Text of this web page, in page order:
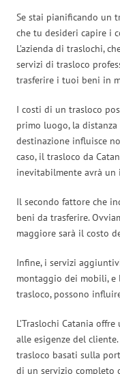
Se stai pianificando un
che tu desideri capire i
L’azienda di traslochi,
servizi di trasloco
trasferire i tuoi beni in
I costi di un trasloco
primo luogo, la
destinazione influisce
caso, il trasloco da
inevitabilmente avrà un
Il secondo fattore che
beni da trasferire.
maggiore sarà il costo
Infine, i servizi
montaggio dei mobili, e
trasloco, possono
L’Traslochi Catania
alle esigenze del
trasloco basati sulla
di un servizio completo